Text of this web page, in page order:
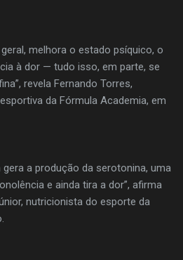
melhora o estado psíquico, o
à dor — tudo isso, em parte, se
revela Fernando Torres,
da Fórmula Academia, em
a produção da serotonina, uma
e ainda tira a dor”, afirma
nutricionista do esporte da